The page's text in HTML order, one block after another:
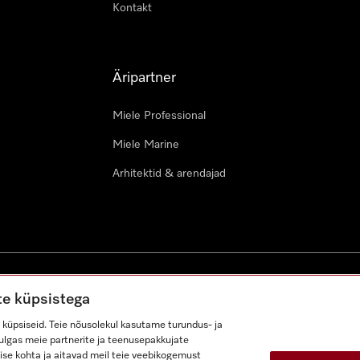
Kontakt
Äripartner
Miele Professional
Miele Marine
Arhitektid & arendajad
küpsistega
Teie nõusolekul kasutame turundus- ja
meie partnerite ja teenusepakkujate
kohta ja aitavad meil teie veebikogemust